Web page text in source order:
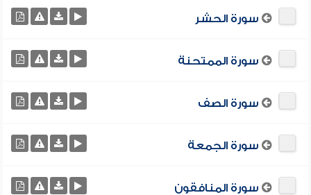
سورة الحشر
سورة الممتحنة
سورة الصف
سورة الجمعة
سورة المنافقون